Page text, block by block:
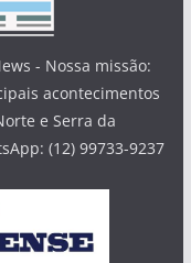
- Nossa missão:
acontecimentos
e Serra da
(12) 99733-9237